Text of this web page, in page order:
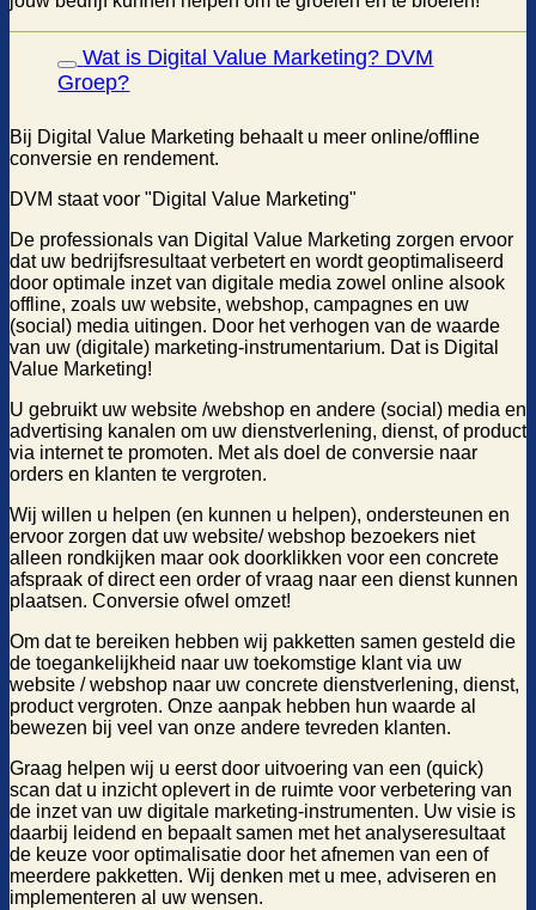
Wat is Digital Value Marketing? DVM
Groep?
Bij Digital Value Marketing behaalt u meer online/offline
conversie en rendement.
DVM staat voor "Digital Value Marketing"
De professionals van Digital Value Marketing zorgen ervoor
dat uw bedrijfsresultaat verbetert en wordt geoptimaliseerd
door optimale inzet van digitale media zowel online alsook
offline, zoals uw website, webshop, campagnes en uw
(social) media uitingen. Door het verhogen van de waarde
van uw (digitale) marketing-instrumentarium. Dat is Digital
Value Marketing!
U gebruikt uw website /webshop en andere (social) media en
advertising kanalen om uw dienstverlening, dienst, of product
via internet te promoten. Met als doel de conversie naar
orders en klanten te vergroten.
Wij willen u helpen (en kunnen u helpen), ondersteunen en
ervoor zorgen dat uw website/ webshop bezoekers niet
alleen rondkijken maar ook doorklikken voor een concrete
afspraak of direct een order of vraag naar een dienst kunnen
plaatsen. Conversie ofwel omzet!
Om dat te bereiken hebben wij pakketten samen gesteld die
de toegankelijkheid naar uw toekomstige klant via uw
website / webshop naar uw concrete dienstverlening, dienst,
product vergroten. Onze aanpak hebben hun waarde al
bewezen bij veel van onze andere tevreden klanten.
Graag helpen wij u eerst door uitvoering van een (quick)
scan dat u inzicht oplevert in de ruimte voor verbetering van
de inzet van uw digitale marketing-instrumenten. Uw visie is
daarbij leidend en bepaalt samen met het analyseresultaat
de keuze voor optimalisatie door het afnemen van een of
meerdere pakketten. Wij denken met u mee, adviseren en
implementeren al uw wensen.